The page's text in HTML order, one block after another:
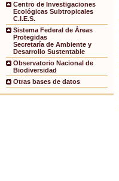
Centro de Investigaciones
Ecológicas Subtropicales
C.I.E.S.
Sistema Federal de Áreas
Protegidas
Secretaría de Ambiente y
Desarrollo Sustentable
Observatorio Nacional de
Biodiversidad
Otras bases de datos